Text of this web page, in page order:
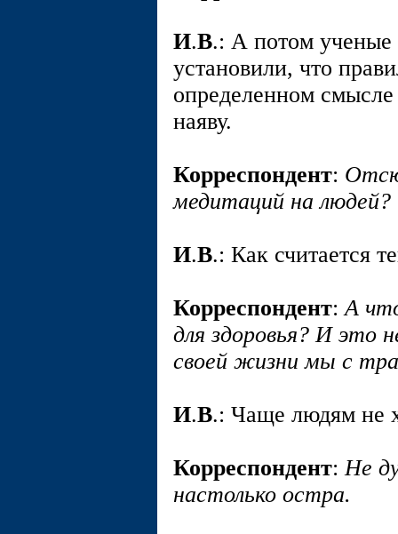
И.В.: А потом ученые
установили, что
определенном смысле
наяву.
Корреспондент:
медитаций на людей?
И.В.: Как считается
Корреспондент:А
для здоровья? И это
своей жизни мы с
И.В.: Чаще людям не
Корреспондент:Не
настолько остра.